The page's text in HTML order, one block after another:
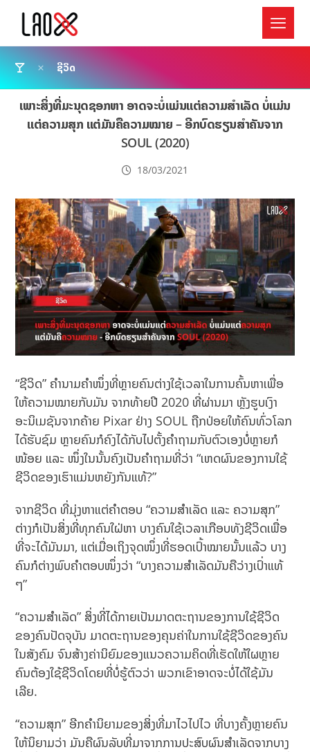
ຊີວິດ
ເພາະສິ່ງທີ່ມະນຸດຊອກຫາ ອາດຈະບໍ່ແມ່ນແຕ່ຄວາມສຳເລັດ ບໍ່ແມ່ນ
ແຕ່ຄວາມສຸກ ແຕ່ມັນຄືຄວາມໝາຍ – ອີກບົດຮຽນສຳຄັນຈາກ
SOUL (2020)
18/03/2021
“ຊີວິດ” ຄຳນາມຄຳໜຶ່ງທີ່ຫຼາຍຄົນຕ່າງໃຊ້ເວລາໃນການຄົ້ນຫາເພື່ອ
ໃຫ້ຄວາມໝາຍກັບມັນ ຈາກທ້າຍປີ 2020 ທີ່ຜ່ານມາ ຫຼັງຮູບເງົາ
ອະນິເມຊັນຈາກຄ້າຍ Pixar ຢ່າງ SOUL ຖືກປ່ອຍໃຫ້ຄົນທົ່ວໂລກ
ໄດ້ຮັບຊົມ ຫຼາຍຄົນກໍຄົງໄດ້ກັບໄປຕັ້ງຄຳຖາມກັບຕົວເອງບໍ່ຫຼາຍກໍ
ໜ້ອຍ ແລະ ໜຶ່ງໃນນັ້ນຄົງເປັນຄຳຖາມທີ່ວ່າ “ເຫດຜົນຂອງການໃຊ້
ຊີວິດຂອງເຮົາແມ່ນຫຍັງກັນແທ້?”
ຈາກຊີວິດ ທີ່ມຸ່ງຫາແຕ່ຄຳຕອບ “ຄວາມສຳເລັດ ແລະ ຄວາມສຸກ”
ຕ່າງກໍເປັນສິ່ງທີ່ທຸກຄົນໃຝ່ຫາ ບາງຄົນໃຊ້ເວລາເກືອບທັງຊີວິດເພື່ອ
ທີ່ຈະໄດ້ມັນມາ, ແຕ່ເມື່ອເຖິງຈຸດໜຶ່ງທີ່ຮອດເປົ້າໝາຍນັ້ນແລ້ວ ບາງ
ຄົນກໍຕ່າງພົບຄຳຕອບໜຶ່ງວ່າ “ບາງຄວາມສຳເລັດມັນຄືວ່າງເປົ່າແທ້
ໆ”
“ຄວາມສຳເລັດ” ສິ່ງທີ່ໄດ້ກາຍເປັນມາດຕະຖານຂອງການໃຊ້ຊີວິດ
ຂອງຄົນປັດຈຸບັນ ມາດຕະຖານຂອງຄຸນຄ່າໃນການໃຊ້ຊີວິດຂອງຄົນ
ໃນສັງຄົມ ຈົນສ້າງຄ່ານິຍົມຂອງແນວຄວາມຄິດທີ່ເຮັດໃຫ້ໃຜຫຼາຍ
ຄົນຕ້ອງໃຊ້ຊີວິດໂດຍທີ່ບໍ່ຮູ້ຕົວວ່າ ພວກເຂົາອາດຈະບໍ່ໄດ້ໃຊ້ມັນ
ເລີຍ.
“ຄວາມສຸກ” ອີກຄຳນິຍາມຂອງສິ່ງທີ່ມາໄວໄປໄວ ທີ່ບາງຄັ້ງຫຼາຍຄົນ
ໃຫ້ນິຍາມວ່າ ມັນຄືຜົນລັບທີ່ມາຈາກການປະສົບຜົນສຳເລັດຈາກບາງ